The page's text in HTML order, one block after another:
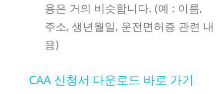
용은 거의 비슷합니다. (예 : 이름,
주소, 생년월일, 운전면허증 관련 내
용)
CAA 신청서 다운로드 바로 가기